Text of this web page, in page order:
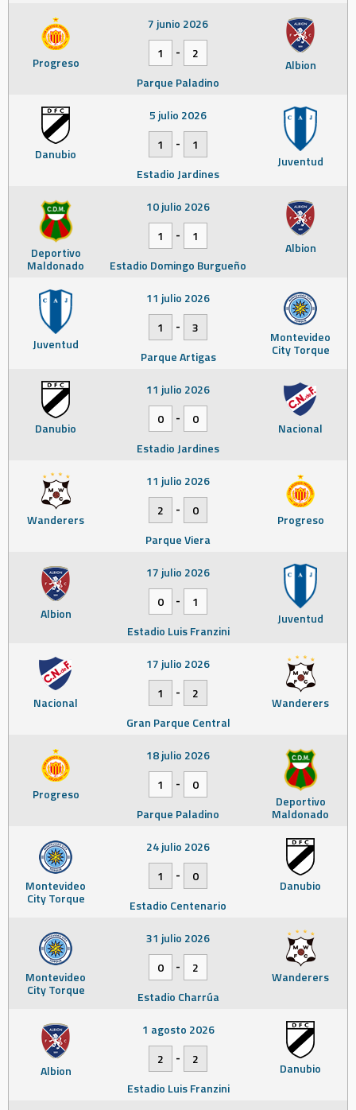
Progreso Albion
7 junio 2026
1
-
2
Parque Paladino
Danubio Juventud
5 julio 2026
1
-
1
Estadio Jardines
Deportivo
Maldonado
Albion
10 julio 2026
1
-
1
Estadio Domingo Burgueño
Juventud Montevideo
City Torque
11 julio 2026
1
-
3
Parque Artigas
Danubio Nacional
11 julio 2026
0
-
0
Estadio Jardines
Wanderers Progreso
11 julio 2026
2
-
0
Parque Viera
Albion Juventud
17 julio 2026
0
-
1
Estadio Luis Franzini
Nacional Wanderers
17 julio 2026
1
-
2
Gran Parque Central
Progreso Deportivo
Maldonado
18 julio 2026
1
-
0
Parque Paladino
Montevideo
City Torque
Danubio
24 julio 2026
1
-
0
Estadio Centenario
Montevideo
City Torque
Wanderers
31 julio 2026
0
-
2
Estadio Charrúa
Albion Danubio
1 agosto 2026
2
-
2
Estadio Luis Franzini